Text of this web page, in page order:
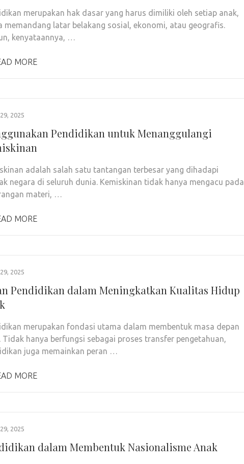
merupakan hak dasar yang harus dimiliki oleh setiap anak,
memandang latar belakang sosial, ekonomi, atau geografis.
kenyataannya, …
MORE
2025
Pendidikan untuk Menanggulangi
adalah salah satu tantangan terbesar yang dihadapi
negara di seluruh dunia. Kemiskinan tidak hanya mengacu pada
materi, …
MORE
2025
Pendidikan dalam Meningkatkan Kualitas Hidup
merupakan fondasi utama dalam membentuk masa depan
Tidak hanya berfungsi sebagai proses transfer pengetahuan,
juga memainkan peran …
MORE
2025
dalam Membentuk Nasionalisme Anak